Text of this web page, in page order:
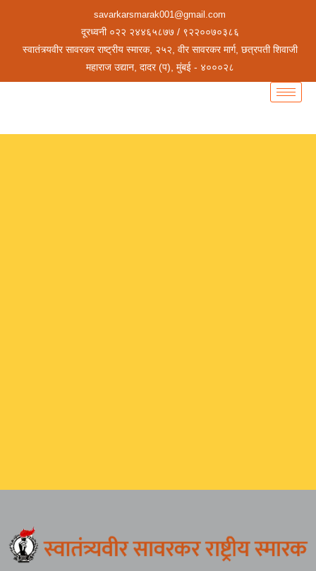
savarkarsmarak001@gmail.com
दूरध्वनी ०२२ २४४६५८७७ / ९२२००७०३८६
स्वातंत्र्यवीर सावरकर राष्ट्रीय स्मारक, २५२, वीर सावरकर मार्ग, छत्रपती शिवाजी
महाराज उद्यान, दादर (प), मुंबई - ४०००२८